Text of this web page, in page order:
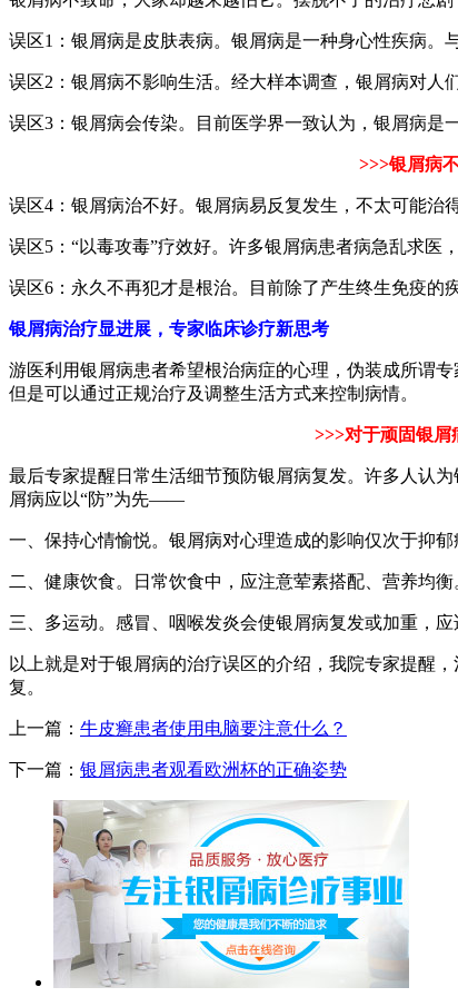
误区1：银屑病是皮肤表病。银屑病是一种身心性疾病。
误区2：银屑病不影响生活。经大样本调查，银屑病对
误区3：银屑病会传染。目前医学界一致认为，银屑病是
>>>银屑病
误区4：银屑病治不好。银屑病易反复发生，不太可能治
误区5：“以毒攻毒”疗效好。许多银屑病患者病急乱求
误区6：永久不再犯才是根治。目前除了产生终生免疫
银屑病治疗显进展，专家临床诊疗新思考
游医利用银屑病患者希望根治病症的心理，伪装成所谓
但是可以通过正规治疗及调整生活方式来控制病情。
>>>对于顽固银
最后专家提醒日常生活细节预防银屑病复发。许多人认
屑病应以“防”为先——
一、保持心情愉悦。银屑病对心理造成的影响仅次于抑
二、健康饮食。日常饮食中，应注意荤素搭配、营养均
三、多运动。感冒、咽喉发炎会使银屑病复发或加重，
以上就是对于银屑病的治疗误区的介绍，我院专家提醒
复。
上一篇： 牛皮癣患者使用电脑要注意什么？
下一篇： 银屑病患者观看欧洲杯的正确姿势